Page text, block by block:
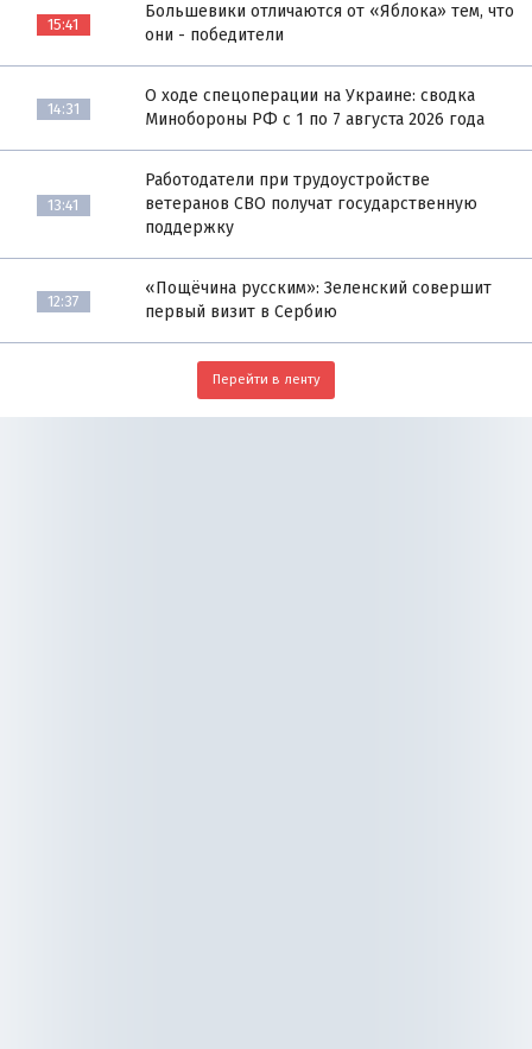
15:41
Большевики отличаются от «Яблока» тем, что
они - победители
14:31
О ходе спецоперации на Украине: сводка
Минобороны РФ с 1 по 7 августа 2026 года
13:41
Работодатели при трудоустройстве
ветеранов СВО получат государственную
поддержку
12:37
«Пощёчина русским»: Зеленский совершит
первый визит в Сербию
Перейти в ленту